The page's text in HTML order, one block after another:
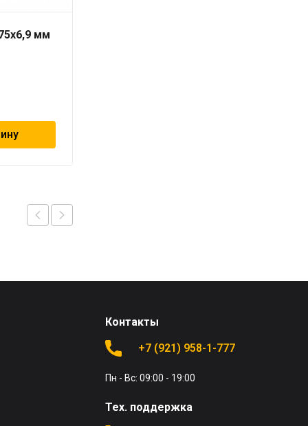
мм
Контакты
+7 (921) 958-1-777
Пн - Вс: 09:00 - 19:00
Тех. поддержка